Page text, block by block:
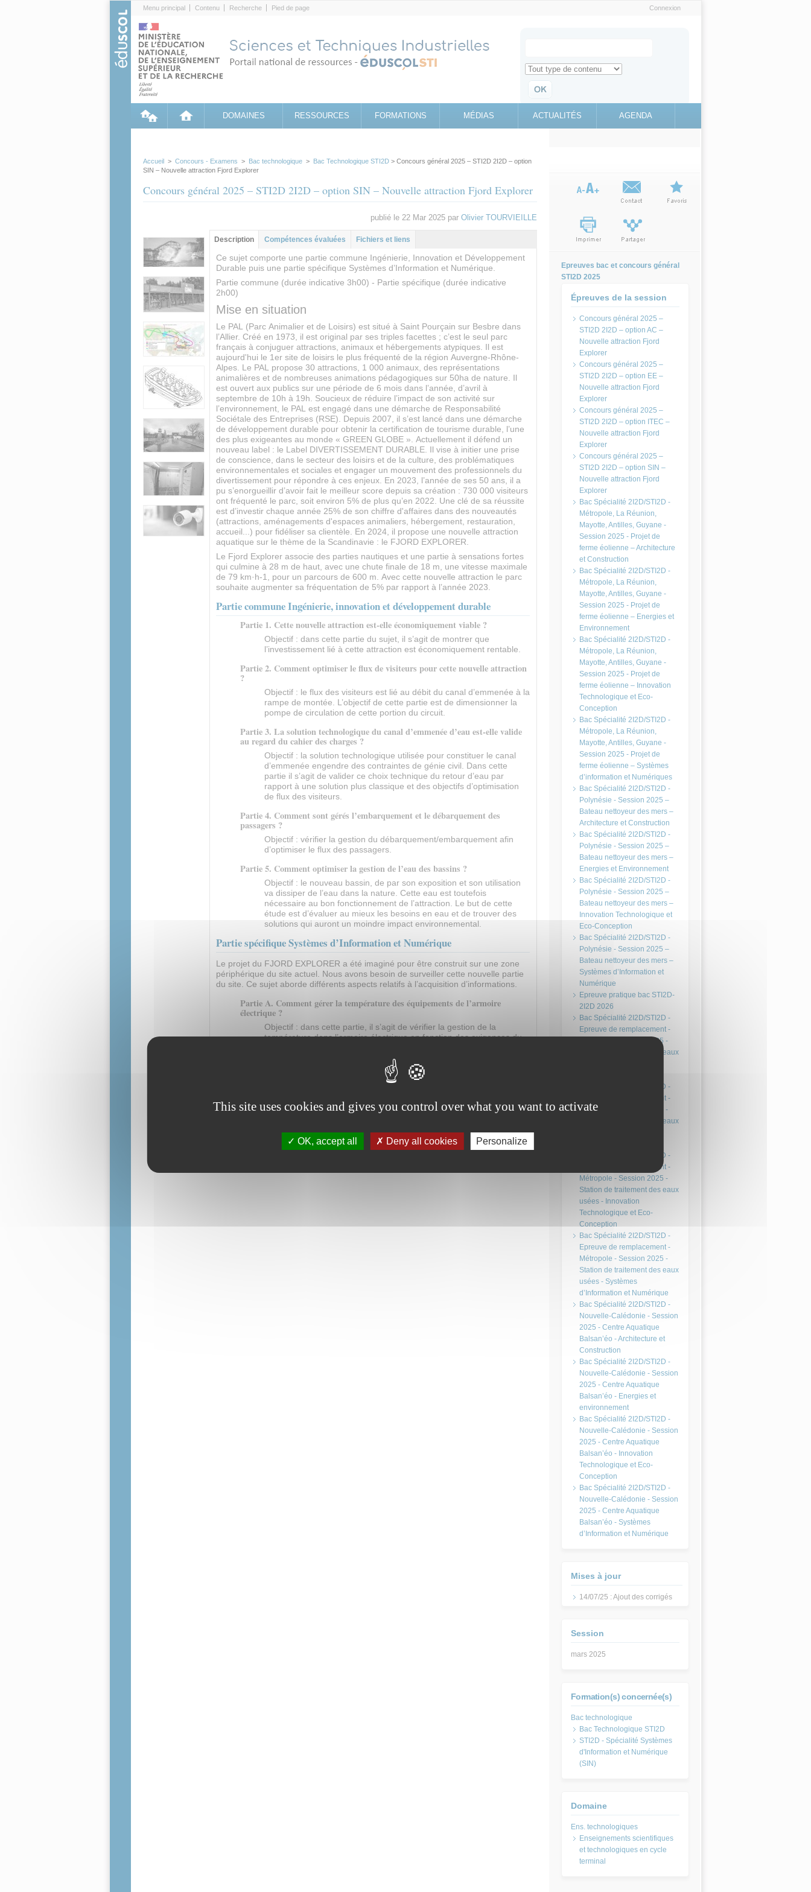
Menu principal Contenu Recherche Pied de page Connexion
Search for
Retrouvez toute l'information sur le site education.gouv.fr
DOMAINES RESSOURCES FORMATIONS MÉDIAS ACTUALITÉS AGENDA
Accueil > Concours - Examens > Bac technologique > Bac Technologique STI2D > Concours général 2025 – STI2D 2I2D – option
SIN – Nouvelle attraction Fjord Explorer
Concours général 2025 – STI2D 2I2D – option SIN – Nouvelle attraction Fjord Explorer
publié le 22 Mar 2025 par Olivier TOURVIEILLE
Groupe principal
Description (onglet
actif)
Compétences évaluées Fichiers et liens
Ce sujet comporte une partie commune Ingénierie, Innovation et Développement
Durable puis une partie spécifique Systèmes d’Information et Numérique.
Partie commune (durée indicative 3h00) - Partie spécifique (durée indicative
2h00)
Mise en situation
Le PAL (Parc Animalier et de Loisirs) est situé à Saint Pourçain sur Besbre dans
l’Allier. Créé en 1973, il est original par ses triples facettes ; c’est le seul parc
français à conjuguer attractions, animaux et hébergements atypiques. Il est
aujourd'hui le 1er site de loisirs le plus fréquenté de la région Auvergne-Rhône-
Alpes. Le PAL propose 30 attractions, 1 000 animaux, des représentations
animalières et de nombreuses animations pédagogiques sur 50ha de nature. Il
est ouvert aux publics sur une période de 6 mois dans l’année, d’avril à
septembre de 10h à 19h. Soucieux de réduire l’impact de son activité sur
l’environnement, le PAL est engagé dans une démarche de Responsabilité
Sociétale des Entreprises (RSE). Depuis 2007, il s’est lancé dans une démarche
de développement durable pour obtenir la certification de tourisme durable, l’une
des plus exigeantes au monde « GREEN GLOBE ». Actuellement il défend un
nouveau label : le Label DIVERTISSEMENT DURABLE. Il vise à initier une prise
de conscience, dans le secteur des loisirs et de la culture, des problématiques
environnementales et sociales et engager un mouvement des professionnels du
divertissement pour répondre à ces enjeux. En 2023, l’année de ses 50 ans, il a
pu s’enorgueillir d’avoir fait le meilleur score depuis sa création : 730 000 visiteurs
ont fréquenté le parc, soit environ 5% de plus qu’en 2022. Une clé de sa réussite
est d’investir chaque année 25% de son chiffre d'affaires dans des nouveautés
(attractions, aménagements d'espaces animaliers, hébergement, restauration,
accueil...) pour fidéliser sa clientèle. En 2024, il propose une nouvelle attraction
aquatique sur le thème de la Scandinavie : le FJORD EXPLORER.
Le Fjord Explorer associe des parties nautiques et une partie à sensations fortes
qui culmine à 28 m de haut, avec une chute finale de 18 m, une vitesse maximale
de 79 km·h-1, pour un parcours de 600 m. Avec cette nouvelle attraction le parc
souhaite augmenter sa fréquentation de 5% par rapport à l’année 2023.
Partie commune Ingénierie, innovation et développement durable
Partie 1. Cette nouvelle attraction est-elle économiquement viable ?
Objectif : dans cette partie du sujet, il s’agit de montrer que
l’investissement lié à cette attraction est économiquement rentable.
Partie 2. Comment optimiser le flux de visiteurs pour cette nouvelle attraction
?
Objectif : le flux des visiteurs est lié au débit du canal d’emmenée à la
rampe de montée. L’objectif de cette partie est de dimensionner la
pompe de circulation de cette portion du circuit.
Partie 3. La solution technologique du canal d’emmenée d’eau est-elle valide
au regard du cahier des charges ?
Objectif : la solution technologique utilisée pour constituer le canal
d’emmenée engendre des contraintes de génie civil. Dans cette
partie il s’agit de valider ce choix technique du retour d’eau par
rapport à une solution plus classique et des objectifs d’optimisation
de flux des visiteurs.
Partie 4. Comment sont gérés l’embarquement et le débarquement des
passagers ?
Objectif : vérifier la gestion du débarquement/embarquement afin
d’optimiser le flux des passagers.
Partie 5. Comment optimiser la gestion de l’eau des bassins ?
Objectif : le nouveau bassin, de par son exposition et son utilisation
va dissiper de l’eau dans la nature. Cette eau est toutefois
nécessaire au bon fonctionnement de l’attraction. Le but de cette
étude est d’évaluer au mieux les besoins en eau et de trouver des
solutions qui auront un moindre impact environnemental.
Partie spécifique Systèmes d’Information et Numérique
Le projet du FJORD EXPLORER a été imaginé pour être construit sur une zone
périphérique du site actuel. Nous avons besoin de surveiller cette nouvelle partie
du site. Ce sujet aborde différents aspects relatifs à l’acquisition d’informations.
Partie A. Comment gérer la température des équipements de l’armoire
électrique ?
Objectif : dans cette partie, il s’agit de vérifier la gestion de la
température dans l’armoire électrique en fonction des exigences du
Partie B. Comment récupérer les données fournies par les caméras ?
Objectif : Dans cette partie, il s’agit de vérifier que la solution
les caméras.
Epreuves bac et concours général
STI2D 2025
Épreuves de la session
Concours général 2025 –
STI2D 2I2D – option AC –
Nouvelle attraction Fjord
Explorer
Concours général 2025 –
STI2D 2I2D – option EE –
Nouvelle attraction Fjord
Explorer
Concours général 2025 –
STI2D 2I2D – option ITEC –
Nouvelle attraction Fjord
Explorer
Concours général 2025 –
STI2D 2I2D – option SIN –
Nouvelle attraction Fjord
Explorer
Bac Spécialité 2I2D/STI2D -
Métropole, La Réunion,
Mayotte, Antilles, Guyane -
Session 2025 - Projet de
ferme éolienne – Architecture
et Construction
Bac Spécialité 2I2D/STI2D -
Métropole, La Réunion,
Mayotte, Antilles, Guyane -
Session 2025 - Projet de
ferme éolienne – Energies et
Environnement
Bac Spécialité 2I2D/STI2D -
Métropole, La Réunion,
Mayotte, Antilles, Guyane -
Session 2025 - Projet de
ferme éolienne – Innovation
Technologique et Eco-
Conception
Bac Spécialité 2I2D/STI2D -
Métropole, La Réunion,
Mayotte, Antilles, Guyane -
Session 2025 - Projet de
ferme éolienne – Systèmes
d’information et Numériques
Bac Spécialité 2I2D/STI2D -
Polynésie - Session 2025 –
Bateau nettoyeur des mers –
Architecture et Construction
Bac Spécialité 2I2D/STI2D -
Polynésie - Session 2025 –
Bateau nettoyeur des mers –
Energies et Environnement
Bac Spécialité 2I2D/STI2D -
Polynésie - Session 2025 –
Bateau nettoyeur des mers –
Innovation Technologique et
Eco-Conception
Bac Spécialité 2I2D/STI2D -
Polynésie - Session 2025 –
Bateau nettoyeur des mers –
Systèmes d’Information et
Numérique
Epreuve pratique bac STI2D-
2I2D 2026
Bac Spécialité 2I2D/STI2D -
Epreuve de remplacement -
Métropole - Session 2025 -
Station de traitement des eaux
Bac Spécialité 2I2D/STI2D -
Epreuve de remplacement -
Métropole - Session 2025 -
Station de traitement des eaux
Bac Spécialité 2I2D/STI2D -
Epreuve de remplacement -
Métropole - Session 2025 -
Station de traitement des eaux
usées - Innovation
Technologique et Eco-
Conception
Bac Spécialité 2I2D/STI2D -
Epreuve de remplacement -
Métropole - Session 2025 -
Station de traitement des eaux
usées - Systèmes
d’Information et Numérique
Bac Spécialité 2I2D/STI2D -
Nouvelle-Calédonie - Session
2025 - Centre Aquatique
Balsan’éo - Architecture et
Construction
Bac Spécialité 2I2D/STI2D -
Nouvelle-Calédonie - Session
2025 - Centre Aquatique
Balsan’éo - Energies et
environnement
Bac Spécialité 2I2D/STI2D -
Nouvelle-Calédonie - Session
2025 - Centre Aquatique
Balsan’éo - Innovation
Technologique et Eco-
Conception
Bac Spécialité 2I2D/STI2D -
Nouvelle-Calédonie - Session
2025 - Centre Aquatique
Balsan’éo - Systèmes
d’Information et Numérique
Mises à jour
14/07/25 : Ajout des corrigés
Session
mars 2025
Formation(s) concernée(s)
Bac Technologique STI2D
STI2D - Spécialité Systèmes
d'Information et Numérique
(SIN)
Domaine
Enseignements scientifiques
et technologiques en cycle
terminal
This site uses cookies and gives you control over what you want to activate
OK, accept all Deny all cookies Personalize